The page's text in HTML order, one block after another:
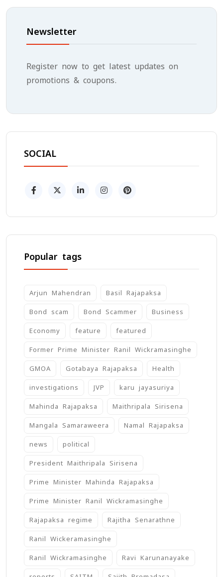
Newsletter
Register now to get latest updates on
promotions & coupons.
SOCIAL
Popular tags
Arjun Mahendran Basil Rajapaksa
Bond scam Bond Scammer Business
Economy feature featured
Former Prime Minister Ranil Wickramasinghe
GMOA Gotabaya Rajapaksa Health
investigations JVP karu jayasuriya
Mahinda Rajapaksa Maithripala Sirisena
Mangala Samaraweera Namal Rajapaksa
news political
President Maithripala Sirisena
Prime Minister Mahinda Rajapaksa
Prime Minister Ranil Wickramasinghe
Rajapaksa regime Rajitha Senarathne
Ranil Wickeramasinghe
Ranil Wickramasinghe Ravi Karunanayake